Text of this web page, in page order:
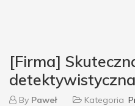
[Firma]
By Paweł Kategoria